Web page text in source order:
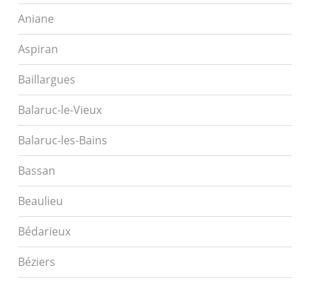
Aniane
Aspiran
Baillargues
Balaruc-le-Vieux
Balaruc-les-Bains
Bassan
Beaulieu
Bédarieux
Béziers